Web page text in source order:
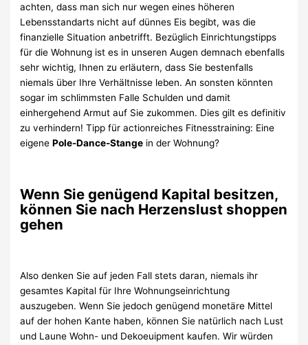
achten, dass man sich nur wegen eines höheren
Lebensstandarts nicht auf dünnes Eis begibt, was die
finanzielle Situation anbetrifft. Bezüglich Einrichtungstipps
für die Wohnung ist es in unseren Augen demnach ebenfalls
sehr wichtig, Ihnen zu erläutern, dass Sie bestenfalls
niemals über Ihre Verhältnisse leben. An sonsten könnten
sogar im schlimmsten Falle Schulden und damit
einhergehend Armut auf Sie zukommen. Dies gilt es definitiv
zu verhindern! Tipp für actionreiches Fitnesstraining: Eine
eigenePole-Dance-Stange in der Wohnung?
Wenn Sie genügend Kapital besitzen,
können Sie nach Herzenslust shoppen
gehen
Also denken Sie auf jeden Fall stets daran, niemals ihr
gesamtes Kapital für Ihre Wohnungseinrichtung
auszugeben. Wenn Sie jedoch genügend monetäre Mittel
auf der hohen Kante haben, können Sie natürlich nach Lust
und Laune Wohn- und Dekoeuipment kaufen. Wir würden